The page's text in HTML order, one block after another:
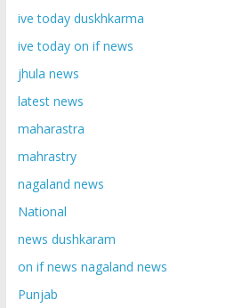
ive today duskhkarma
ive today on if news
jhula news
latest news
maharastra
mahrastry
nagaland news
National
news dushkaram
on if news nagaland news
Punjab